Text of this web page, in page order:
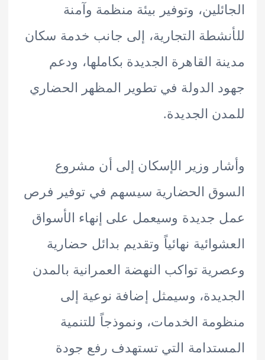
وتوفير بيئة منظمة وآمنة
التجارية، إلى جانب خدمة سكان
القاهرة الجديدة بكاملها، ودعم
الدولة في تطوير المظهر الحضاري
الجديدة.
وزير الإسكان إلى أن مشروع
الحضارية سيسهم في توفير فرص
جديدة وسيعمل على إنهاء الأسواق
نهائياً وتقديم بدائل حضارية
تواكب النهضة العمرانية بالمدن
وسيمثل إضافة نوعية إلى
الخدمات، ونموذجاً للتنمية
التي تستهدف رفع جودة